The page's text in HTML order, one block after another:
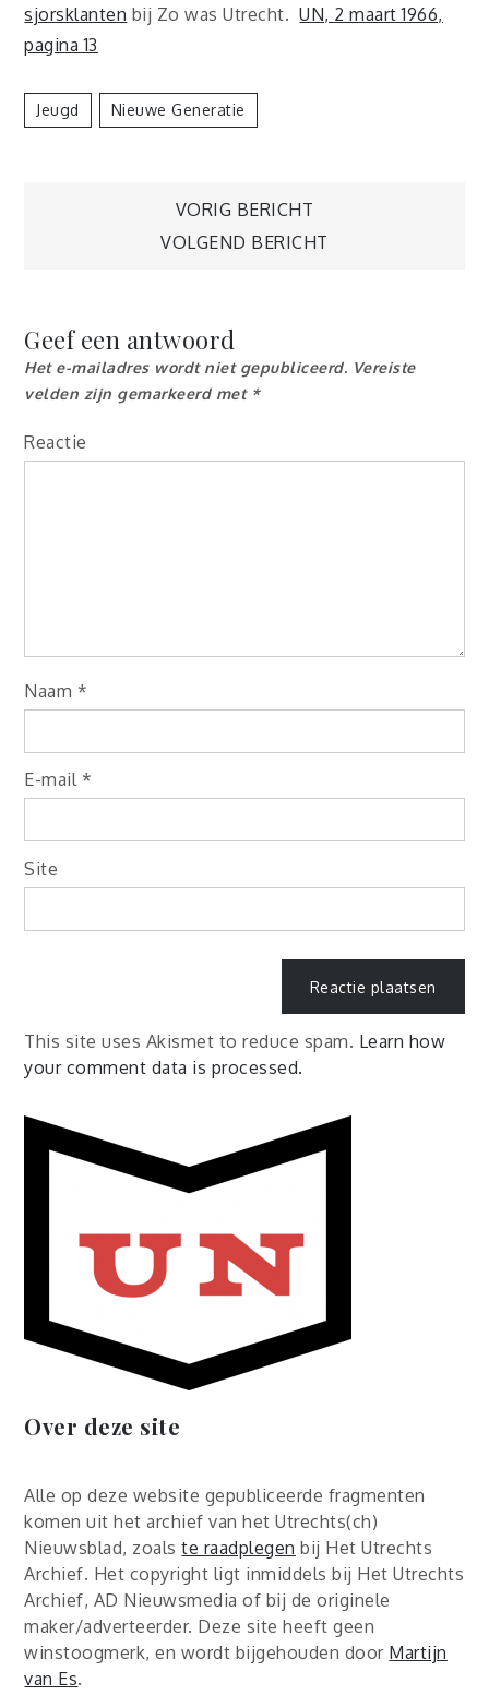
sjorsklanten bij Zo was Utrecht.UN, 2 maart 1966,
pagina 13
Jeugd Nieuwe Generatie
Berichtnavigatie
VORIG BERICHT
VOLGEND BERICHT
Geef een antwoord
Het e-mailadres wordt niet gepubliceerd. Vereiste
velden zijn gemarkeerd met *
Reactie
Naam *
E-mail *
Site
This site uses Akismet to reduce spam. Learn how
your comment data is processed.
Over deze site
Alle op deze website gepubliceerde fragmenten
komen uit het archief van het Utrechts(ch)
Nieuwsblad, zoalste raadplegen bij Het Utrechts
Archief. Het copyright ligt inmiddels bij Het Utrechts
Archief, AD Nieuwsmedia of bij de originele
maker/adverteerder. Deze site heeft geen
winstoogmerk, en wordt bijgehouden door Martijn
van Es.